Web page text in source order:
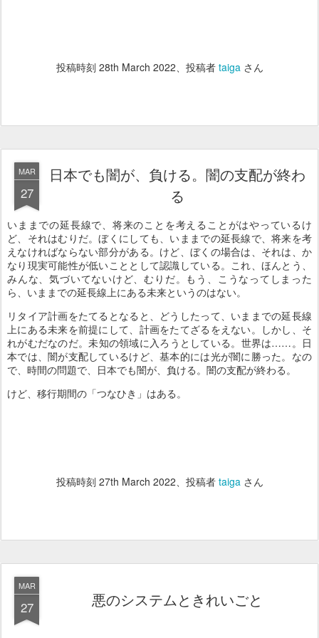
投稿時刻 28th March 2022、投稿者 taigaさん
MAR
27
日本でも闇が、負ける。闇の支配が終わ
る
いままでの延長線で、将来のことを考えることがはやっているけ
ど、それはむりだ。ぼくにしても、いままでの延長線で、将来を考
えなければならない部分がある。けど、ぼくの場合は、それは、か
なり現実可能性が低いこととして認識している。これ、ほんとう、
みんな、気づいてないけど、むりだ。もう、こうなってしまった
ら、いままでの延長線上にある未来というのはない。
リタイア計画をたてるとなると、どうしたって、いままでの延長線
上にある未来を前提にして、計画をたてざるをえない。しかし、そ
れがむだなのだ。未知の領域に入ろうとしている。世界は……。日
本では、闇が支配しているけど、基本的には光が闇に勝った。なの
で、時間の問題で、日本でも闇が、負ける。闇の支配が終わる。
けど、移行期間の「つなひき」はある。
投稿時刻 27th March 2022、投稿者 taigaさん
MAR
27 悪のシステムときれいごと